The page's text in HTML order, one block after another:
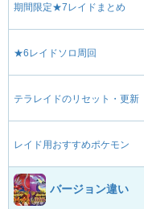
期間限定★7レイドまとめ
★6レイドソロ周回
テラレイドのリセット・更新
レイド用おすすめポケモン
バージョン違い